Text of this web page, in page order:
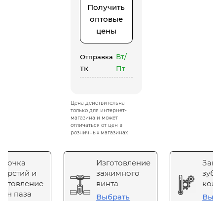
Получить
оптовые
цены
Отправка
ТК
Вт/
Пт
Цена действительна
только для интернет-
магазина и может
отличаться от цен в
розничных магазинах
и
паза
Изготовление
зажимного
винта
Выбрать